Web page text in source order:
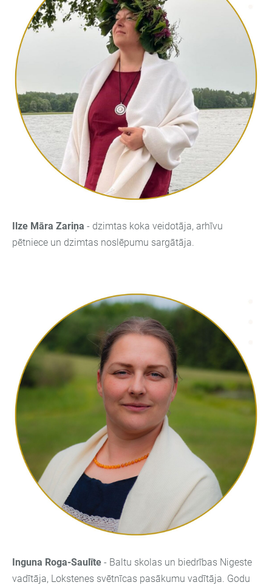
Ilze Māra Zariņa - dzimtas koka veidotāja, arhīvu
pētniece un dzimtas noslēpumu sargātāja.
Inguna Roga-Saulīte - Baltu skolas un biedrības Nigeste
vadītāja, Lokstenes svētnīcas pasākumu vadītāja. Godu